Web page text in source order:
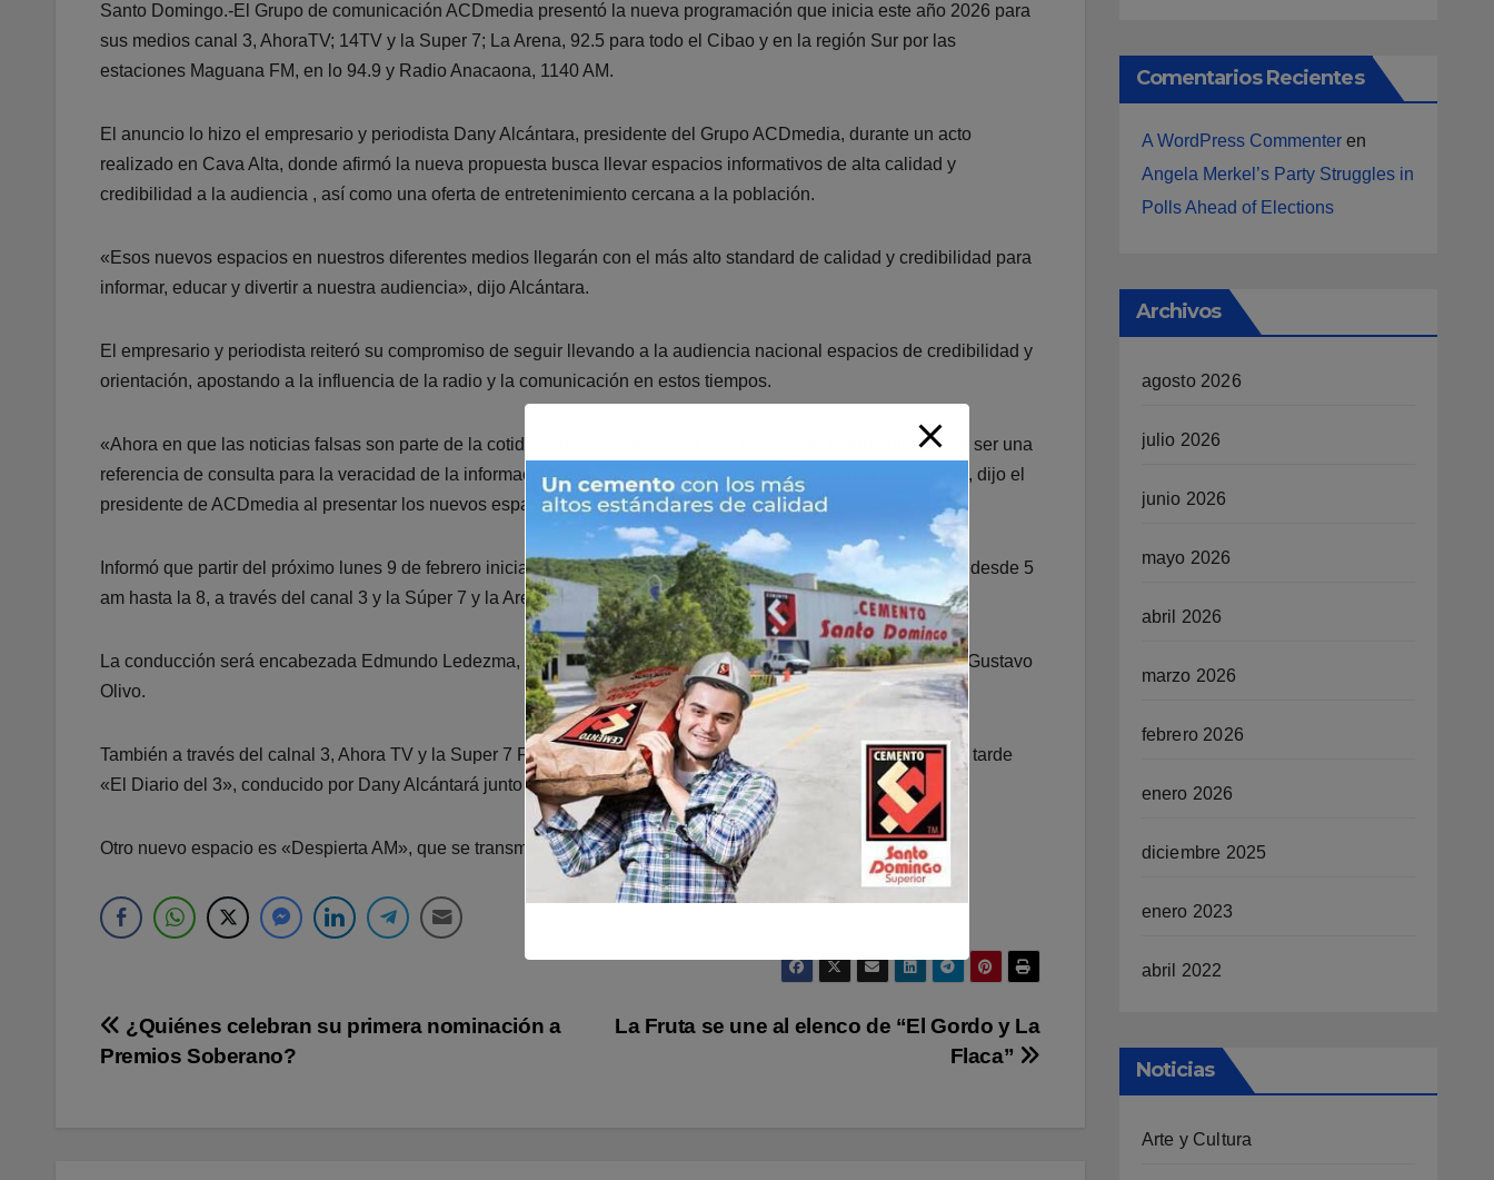
Santo Domingo.-El Grupo de comunicación ACDmedia presentó la nueva programación que inicia este año 2026 para
sus medios canal 3, AhoraTV; 14TV y la Super 7; La Arena, 92.5 para todo el Cibao y en la región Sur por las
estaciones Maguana FM, en lo 94.9 y Radio Anacaona, 1140 AM.
El anuncio lo hizo el empresario y periodista Dany Alcántara, presidente del Grupo ACDmedia, durante un acto
realizado en Cava Alta, donde afirmó la nueva propuesta busca llevar espacios informativos de alta calidad y
credibilidad a la audiencia , así como una oferta de entretenimiento cercana a la población.
«Esos nuevos espacios en nuestros diferentes medios llegarán con el más alto standard de calidad y credibilidad para
informar, educar y divertir a nuestra audiencia», dijo Alcántara.
El empresario y periodista reiteró su compromiso de seguir llevando a la audiencia nacional espacios de credibilidad y
orientación, apostando a la influencia de la radio y la comunicación en estos tiempos.
«Ahora en que las noticias falsas son parte de la cotidianidad, nuestros medios y programas están obligados a ser una
referencia de consulta para la veracidad de la información. Ese es nuestro gran compromiso con la audiencia», dijo el
presidente de ACDmedia al presentar los nuevos espacios.
Informó que partir del próximo lunes 9 de febrero inicia el programa «Ahora por la Mañana», que se transmitirá desde 5
am hasta la 8, a través del canal 3 y la Súper 7 y la Arena para región del Cibao.
La conducción será encabezada Edmundo Ledezma, Fernando Ramírez, Wendy Lora, Napoleón de la Cruz y Gustavo
Olivo.
También a través del calnal 3, Ahora TV y la Super 7 FM, estará en el aire a partir del mediodía hasta la 1 de la tarde
«El Diario del 3», conducido por Dany Alcántará junto a Dany Alcántara y a Luisín Mejía.
Otro nuevo espacio es «Despierta AM», que se transmitirá diariamente de 7 a 9 de la mañana por el canal 14.
Navegación
La Fruta se une al elenco de “El Gordo y La
Flaca”
¿Quiénes celebran su primera nominación a
Premios Soberano?
Comentarios Recientes
A WordPress Commenteren
Angela Merkel’s Party Struggles in
Polls Ahead of Elections
Archivos
agosto 2026
julio 2026
junio 2026
mayo 2026
abril 2026
marzo 2026
febrero 2026
enero 2026
diciembre 2025
enero 2023
abril 2022
Noticias
Arte y Cultura